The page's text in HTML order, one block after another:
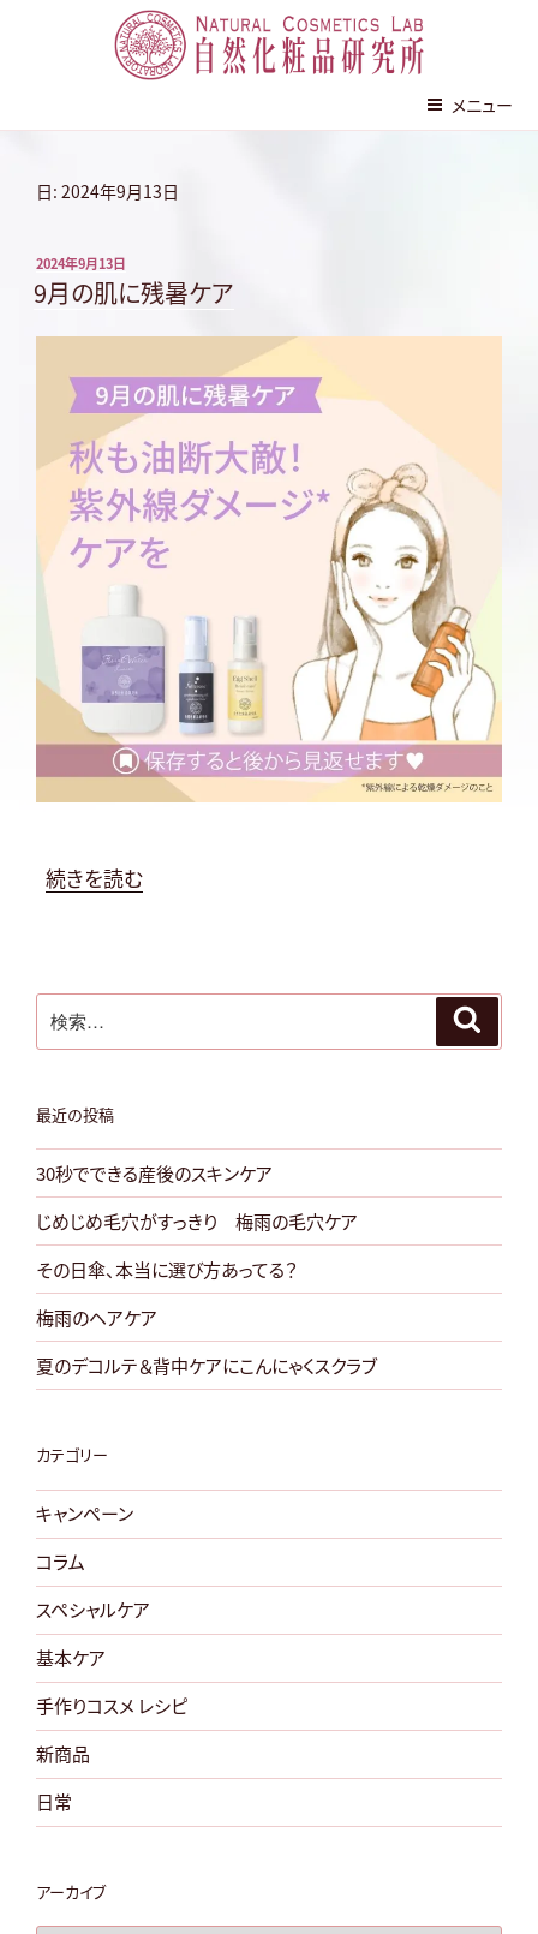
メニュー
日: 2024年9月13日
投
稿
日:
2024年9月13日
9月の肌に残暑ケア
“9
に
残
ケ
ア”
の
続きを読む
索:
最近の投稿
30秒でできる産後のスキンケア
じめじめ毛穴がすっきり 梅雨の毛穴ケア
その日傘、本当に選び方あってる？
梅雨のヘアケア
夏のデコルテ＆背中ケアにこんにゃくスクラブ
カテゴリー
キャンペーン
コラム
スペシャルケア
基本ケア
手作りコスメ レシピ
新商品
日常
アーカイブ